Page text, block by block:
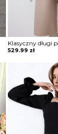
529.99 zł